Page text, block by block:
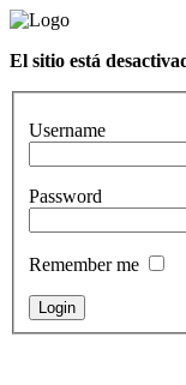
El sitio está
Username
Password
Remember me